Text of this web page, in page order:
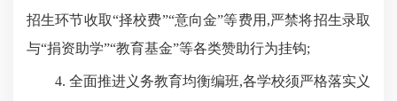
招生环节收取“择校费”“意向金”等费用,严禁将招生录取
与“捐资助学”“教育基金”等各类赞助行为挂钩;
4. 全面推进义务教育均衡编班,各学校须严格落实义